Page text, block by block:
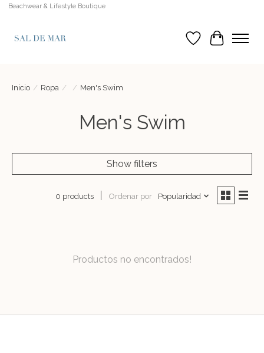
Beachwear & Lifestyle Boutique
Lista de deseos
Cesta
Inicio / Ropa / / Men's Swim
Men's Swim
Show filters
0 products Ordenar por Popularidad
Productos no encontrados!